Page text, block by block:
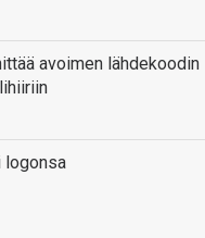
avoimen lähdekoodin
logonsa